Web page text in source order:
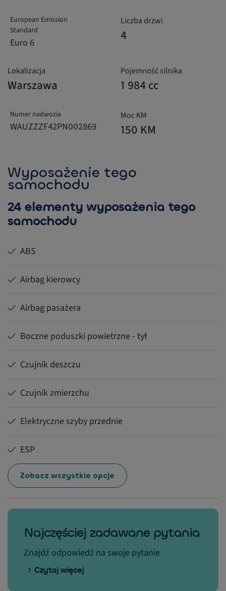
European Emission
Standard
Euro 6
Liczba drzwi
4
Lokalizacja
Warszawa
Pojemność silnika
1 984 cc
Numer nadwozia
WAUZZZF42PN002869
Moc KM
150 KM
Wyposażenie tego
samochodu
24 elementy wyposażenia tego
samochodu
ABS
Airbag kierowcy
Airbag pasażera
Boczne poduszki powietrzne - tył
Czujnik deszczu
Czujnik zmierzchu
Elektryczne szyby przednie
ESP
Zobacz wszystkie opcje
Najczęściej zadawane pytania
Znajdź odpowiedź na swoje pytanie
Czytaj więcej